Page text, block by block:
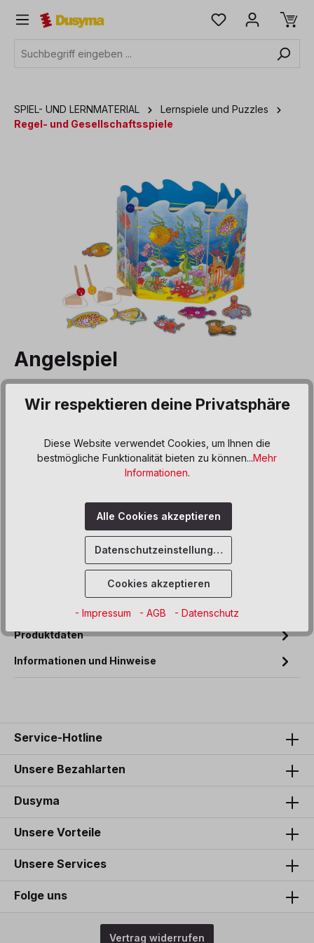
springen
SPIEL- UND LERNMATERIAL
Lernspiele und Puzzles
Regel- und Gesellschaftsspiele
Bildergalerie überspringen
Angelspiel
Preise inkl. MwSt. zzgl. Versand- bzw. Frachtkosten
Produkt Anzahl: Gib den
In den Warenkorb
Sofort verfügbar, Lieferzeit: 5 Werktage
Zum Merkzettel hinzufügen
Der Spieleklassiker als robuste Holzvariante, bunt bemalt.
Produktdaten
Informationen und Hinweise
Service-Hotline
Unsere Bezahlarten
Dusyma
Unsere Vorteile
Unsere Services
Folge uns
Vertrag widerrufen
Wir respektieren deine Privatsphäre
Diese Website verwendet Cookies, um Ihnen die
bestmögliche Funktionalität bieten zu können...Mehr
Informationen.
Alle Cookies akzeptieren
Datenschutzeinstellungen
Cookies akzeptieren
- Impressum - AGB - Datenschutz